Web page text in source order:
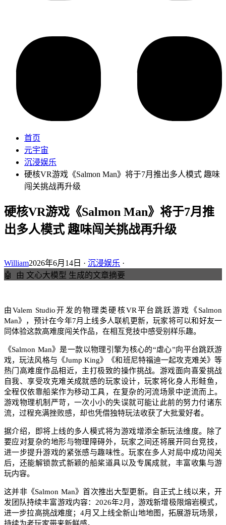
首页
元宇宙
沉浸娱乐
硬核VR游戏《Salmon Man》将于7月推出多人模式 趣味
闯关挑战再升级
硬核VR游戏《Salmon Man》将于7月推
出多人模式 趣味闯关挑战再升级
William2026年6月14日 · 沉浸娱乐 ·
🤖
由 文心大模型 生成的文章摘要
由Valem Studio开发的物理类硬核VR平台跳跃游戏《Salmon
Man》，预计在今年7月上线多人联机更新，玩家将可以和好友一
同体验这款高难度闯关作品，在相互竞技中感受别样乐趣。
《Salmon Man》是一款以物理引擎为核心的“虐心”向平台跳跃游
戏，玩法风格与《Jump King》《和班尼特福迪一起攻克难关》等
热门高难度作品相近，主打极致的操作挑战。游戏面向喜爱挑战
自我、享受攻克难关成就感的玩家设计，玩家将化身人形鲑鱼，
全程仅依靠船桨作为移动工具，在复杂的河流场景中逆流而上。
游戏物理机制严苛，一次小小的失误就可能让此前的努力付诸东
流，过程充满挫败感，却也凭借独特玩法收获了大批爱好者。
据介绍，即将上线的多人模式将为游戏增添全新玩法维度。除了
要应对复杂的地形与物理障碍外，玩家之间还将展开同台竞技，
进一步提升游戏的紧张感与趣味性。玩家在多人对局中成功闯关
后，还能解锁款式新颖的船桨道具以及专属成就，丰富收集与游
玩内容。
这并非《Salmon Man》首次推出大型更新。自正式上线以来，开
发团队持续丰富游戏内容：2026年2月，游戏新增极限熔岩模式，
进一步拉高挑战难度；4月又上线全新山地地图，拓展游玩场景，